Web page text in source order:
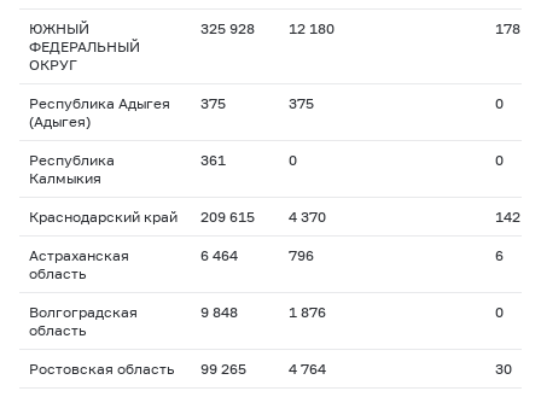
ЮЖНЫЙ
ФЕДЕРАЛЬНЫЙ
ОКРУГ
325 928 12 180 178
Республика Адыгея
(Адыгея)
375 375 0
Республика
Калмыкия
361 0 0
Краснодарский край 209 615 4 370 142
Астраханская
область
6 464 796 6
Волгоградская
область
9 848 1 876 0
Ростовская область 99 265 4 764 30